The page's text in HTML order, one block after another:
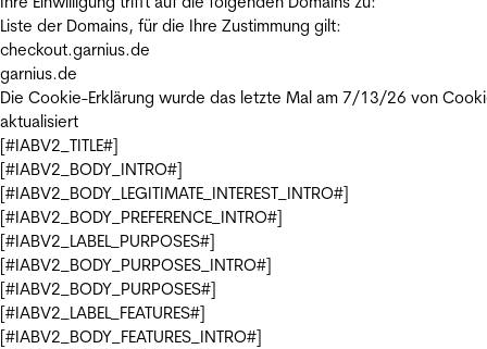
Liste der Domains, für die Ihre Zustimmung gilt:
checkout.garnius.de
garnius.de
Die Cookie-Erklärung wurde das letzte Mal am 7/13/26 von
aktualisiert
[#IABV2_TITLE#]
[#IABV2_BODY_INTRO#]
[#IABV2_BODY_LEGITIMATE_INTEREST_INTRO#]
[#IABV2_BODY_PREFERENCE_INTRO#]
[#IABV2_LABEL_PURPOSES#]
[#IABV2_BODY_PURPOSES_INTRO#]
[#IABV2_BODY_PURPOSES#]
[#IABV2_LABEL_FEATURES#]
[#IABV2_BODY_FEATURES_INTRO#]